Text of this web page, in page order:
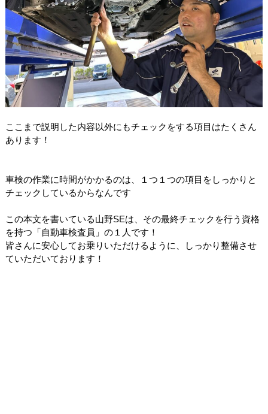
ここまで説明した内容以外にもチェックをする項目はたくさん
あります！
車検の作業に時間がかかるのは、１つ１つの項目をしっかりと
チェックしているからなんです
この本文を書いている山野SEは、その最終チェックを行う資格
を持つ「自動車検査員」の１人です！
皆さんに安心してお乗りいただけるように、しっかり整備させ
ていただいております！